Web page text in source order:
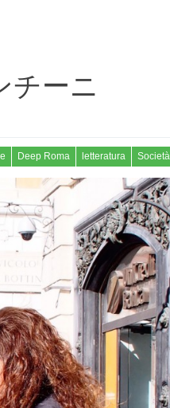
チーニ
Deep Roma letteratura Società